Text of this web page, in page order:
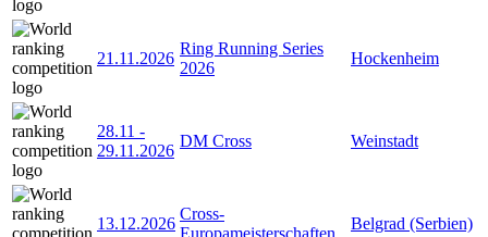
21.11.2026
Ring Running Series
2026
Hockenheim
28.11 -
29.11.2026
DM Cross Weinstadt
13.12.2026
Cross-
Europameisterschaften
Belgrad (Serbien)